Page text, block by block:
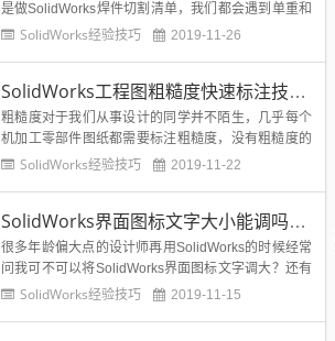
是做SolidWorks焊件切割清单，我们都会遇到单重和
总重的问题，单重还比较简单，我们直接连接质量属
天溪风就给大家分享一下SolidWork...
SolidWorks经验技巧 2019-11-26
SolidWorks工程图粗糙度快速标注技巧-大神级经验分享
粗糙度对于我们从事设计的同学并不陌生，几乎每个
机加工零部件图纸都需要标注粗糙度，没有粗糙度的
标注几乎是不合格的，那么常见的粗糙度知识有哪些
粗糙度的表示方法：SolidWorks工程图粗糙度常规级
标注...
SolidWorks经验技巧 2019-11-22
SolidWorks界面图标文字大小能调吗？在哪里调大或调小呢？溪风告诉你，其实很简单
很多年龄偏大点的设计师再用SolidWorks的时候经常
问我可不可以将SolidWorks界面图标文字调大？还有
的SolidWorks初学者不小心将图标命令下的文字搞丢
SolidWorks经验技巧 2019-11-15